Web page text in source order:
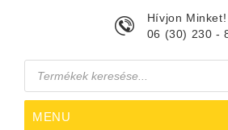
Hívjon Minket!
06 (30) 230 -
Products
search
MENU